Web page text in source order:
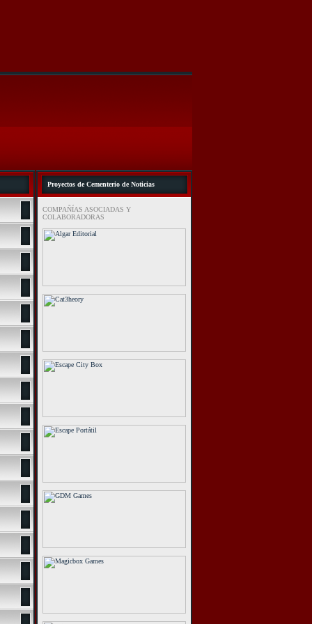
Proyectos de Cementerio de Noticias
COMPAÑÍAS ASOCIADAS Y
COLABORADORAS